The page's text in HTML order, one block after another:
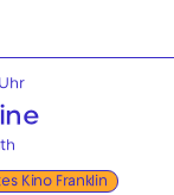
Kino Franklin